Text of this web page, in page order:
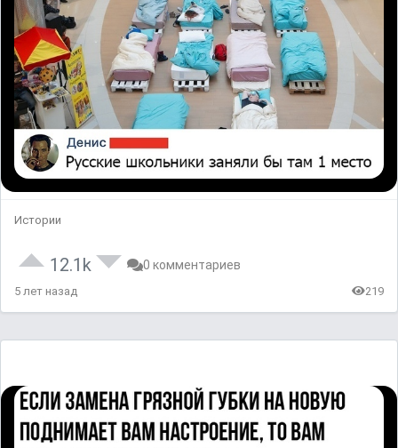
Истории
12.1k 0 комментариев
5 лет назад 219